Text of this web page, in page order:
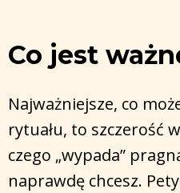
Co jest
Najważniejsze, co
rytuału, to szczerość
czego „wypada”
naprawdę chcesz.